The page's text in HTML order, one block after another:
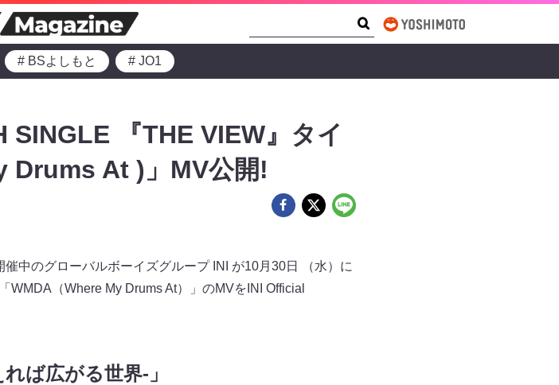
# BSよしもと # JO1
SINGLE 『THE VIEW』タイ
Drums At )」MV公開!
中のグローバルボーイズグループ INI が10月30日 （水）に
（Where My Drums At）」のMVをINI Official
ば広がる世界-」